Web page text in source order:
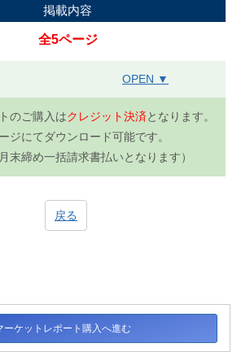
掲載内容
全5ページ
OPEN ▼
のご購入はクレジット決済となります。
ジにてダウンロード可能です。
末締め一括請求書払いとなります）
戻る
ーケットレポート購入へ進む